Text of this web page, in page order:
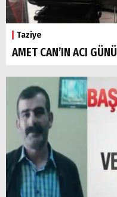
Taziye
AMET CAN’IN ACI GÜNÜ